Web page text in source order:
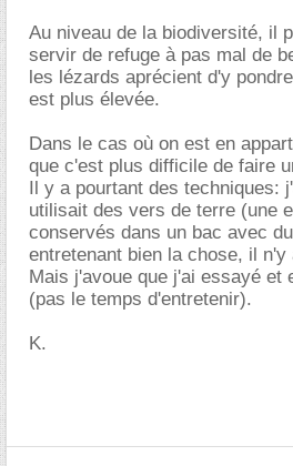
Au niveau de la biodiversité, il
servir de refuge à pas mal de
les lézards aprécient d'y
est plus élevée.
Dans le cas où on est en
que c'est plus difficile de faire
Il y a pourtant des techniques:
utilisait des vers de terre (une
conservés dans un bac avec
entretenant bien la chose, il
Mais j'avoue que j'ai essayé et
(pas le temps d'entretenir).
K.